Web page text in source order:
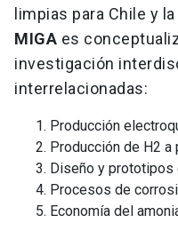
limpias para Chile y
MIGA es
investigación
interrelacionadas:
Producción
Producción de H2
Diseño y
Procesos de
Economía del